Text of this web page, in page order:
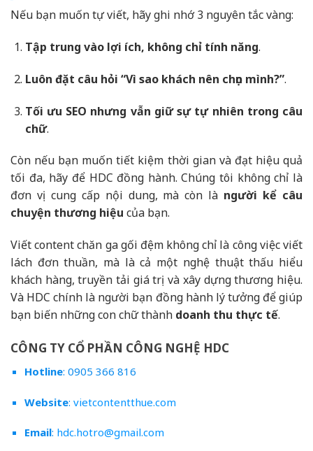
Nếu bạn muốn tự viết, hãy ghi nhớ 3 nguyên tắc vàng:
Tập trung vào lợi ích, không chỉ tính năng.
Luôn đặt câu hỏi “Vì sao khách nên chọn mình?”.
Tối ưu SEO nhưng vẫn giữ sự tự nhiên trong câu
chữ.
Còn nếu bạn muốn tiết kiệm thời gian và đạt hiệu quả
tối đa, hãy để HDC đồng hành. Chúng tôi không chỉ là
đơn vị cung cấp nội dung, mà còn là người kể câu
chuyện thương hiệu của bạn.
Viết content chăn ga gối đệm không chỉ là công việc viết
lách đơn thuần, mà là cả một nghệ thuật thấu hiểu
khách hàng, truyền tải giá trị và xây dựng thương hiệu.
Và HDC chính là người bạn đồng hành lý tưởng để giúp
bạn biến những con chữ thành doanh thu thực tế.
CÔNG TY CỔ PHẦN CÔNG NGHỆ HDC
Hotline: 0905 366 816
Website: vietcontentthue.com
Email: hdc.hotro@gmail.com